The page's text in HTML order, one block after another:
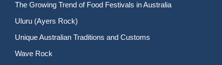
The Growing Trend of Food Festivals in Australia
Uluru (Ayers Rock)
Unique Australian Traditions and Customs
Wave Rock